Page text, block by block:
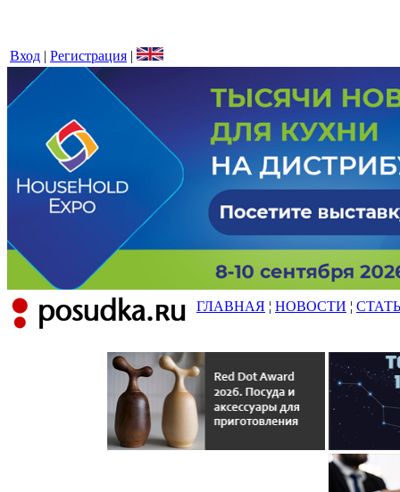
Вход | Регистрация |
ГЛАВНАЯ ¦ НОВОСТИ ¦